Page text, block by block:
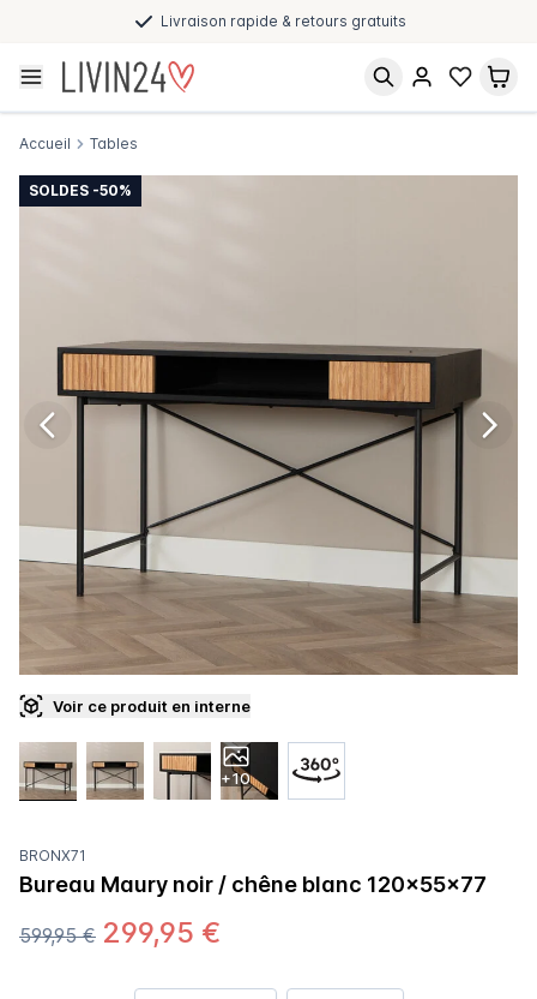
Livraison rapide & retours gratuits
Accueil Tables
SOLDES -50%
Voir ce produit en interne
+10
BRONX71
Bureau Maury noir / chêne blanc 120x55x77
599,95 € 299,95 €